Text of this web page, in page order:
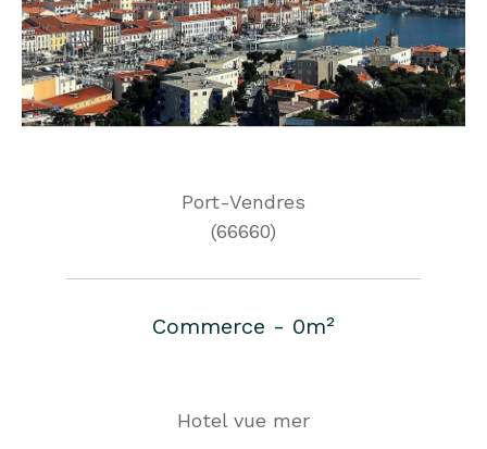
Port-Vendres
(66660)
Commerce - 0m²
Hotel vue mer